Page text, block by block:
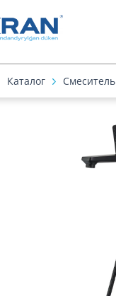
Каталог Смеситель